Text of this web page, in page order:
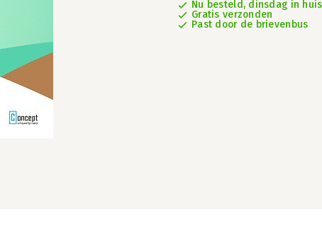
Nu besteld, dinsdag in huis
Gratis verzonden
Past door de brievenbus